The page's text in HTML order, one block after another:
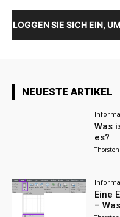
LOGGEN SIE SICH EIN,
NEUESTE ARTIKEL
Was
es?
Eine
–